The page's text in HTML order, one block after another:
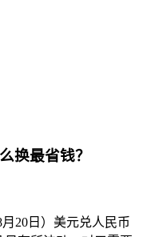
换最省钱？
月20日）美元兑人民币